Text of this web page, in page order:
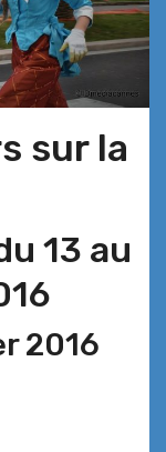
sur la
13 au
2016